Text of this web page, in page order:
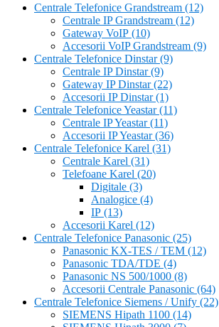
Centrale Telefonice Grandstream (12)
Centrale IP Grandstream (12)
Gateway VoIP (10)
Accesorii VoIP Grandstream (9)
Centrale Telefonice Dinstar(9)
Centrale IP Dinstar(9)
Gateway IP Dinstar(22)
Accesorii IP Dinstar(1)
Centrale Telefonice Yeastar(11)
Centrale IP Yeastar(11)
Accesorii IP Yeastar(36)
Centrale Telefonice Karel (31)
Centrale Karel (31)
Telefoane Karel (20)
Digitale (3)
Analogice (4)
IP (13)
Accesorii Karel (12)
Centrale Telefonice Panasonic (25)
Panasonic KX-TES / TEM (12)
Panasonic TDA/TDE (4)
Panasonic NS 500/1000 (8)
Accesorii Centrale Panasonic (64)
Centrale Telefonice Siemens / Unify (22)
SIEMENS Hipath 1100 (14)